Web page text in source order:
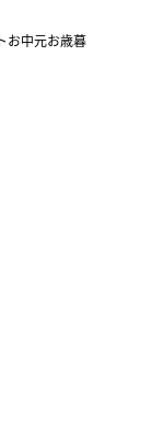
お中元お歳暮